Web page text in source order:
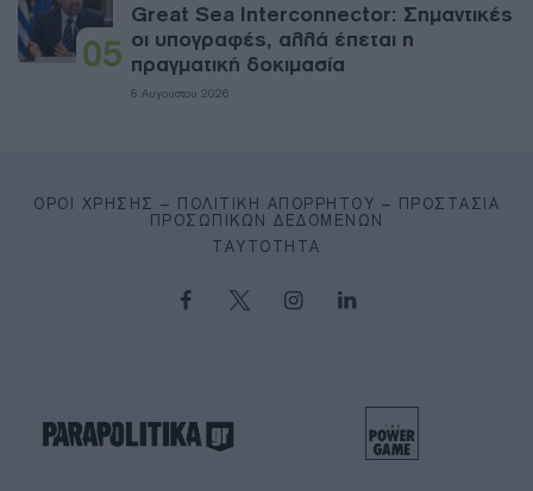
05
Great Sea Interconnector: Σημαντικές
οι υπογραφές, αλλά έπεται η
πραγματική δοκιμασία
8 Αυγούστου 2026
ΌΡΟΙ ΧΡΉΣΗΣ – ΠΟΛΙΤΙΚΉ ΑΠΟΡΡΉΤΟΥ – ΠΡΟΣΤΑΣΊΑ
ΠΡΟΣΩΠΙΚΏΝ ΔΕΔΟΜΈΝΩΝ
ΤΑΥΤΌΤΗΤΑ